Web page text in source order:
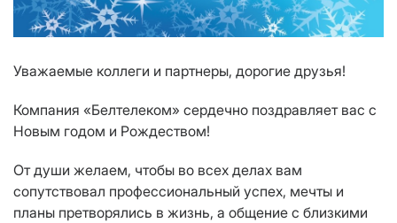
Уважаемые коллеги и партнеры, дорогие друзья!
Компания «Белтелеком» сердечно поздравляет вас с
Новым годом и Рождеством!
От души желаем, чтобы во всех делах вам
сопутствовал профессиональный успех, мечты и
планы претворялись в жизнь, а общение с близкими